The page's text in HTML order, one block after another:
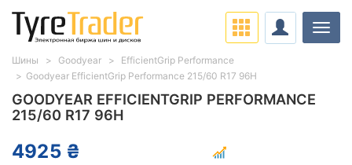
GOODYEAR EFFICIENTGRIP PERFORMANCE
215/60 R17 96H
4925 ₴
Шины Goodyear
EfficientGrip Performance
Goodyear EfficientGrip Performance 215/60 R17 96H